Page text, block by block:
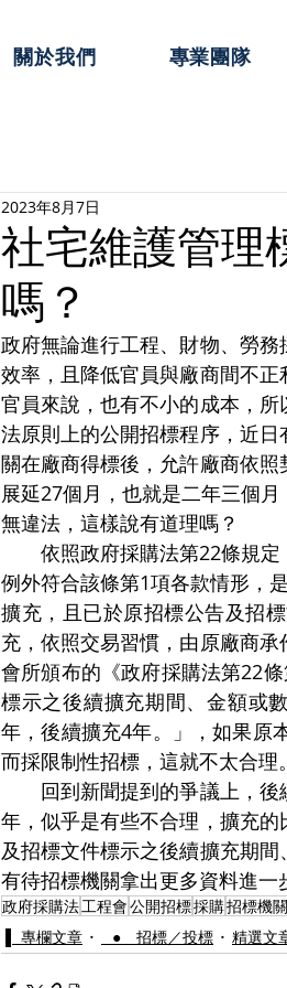
關於我們 專業團隊
社宅維護管理
嗎？
2023年8月7日
政府無論進行工程、財物、勞
效率，且降低官員與廠商間不
官員來說，也有不小的成本，
法原則上的公開招標程序，近
關在廠商得標後，允許廠商依
展延27個月，也就是二年三個
無違法，這樣說有道理嗎？
依照政府採購法第22條規定
例外符合該條第1項各款情形，
擴充，且已於原招標公告及招
充，依照交易習慣，由原廠商
會所頒布的《政府採購法第22
標示之後續擴充期間、金額或
年，後續擴充4年。」，如果原
而採限制性招標，這就不太合理。
回到新聞提到的爭議上，後
年，似乎是有些不合理，擴充
及招標文件標示之後續擴充期
有待招標機關拿出更多資料進一
政府採購法工程會公開招標採購招標機關
▌ 專欄文章
⠀● 招標／投標 精選文